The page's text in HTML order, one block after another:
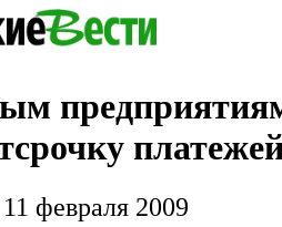
февраля 2009